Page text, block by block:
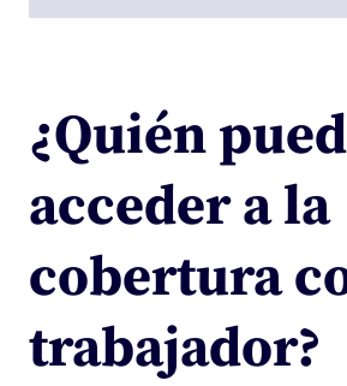
¿Quién
acceder a la
cobertura
trabajador?